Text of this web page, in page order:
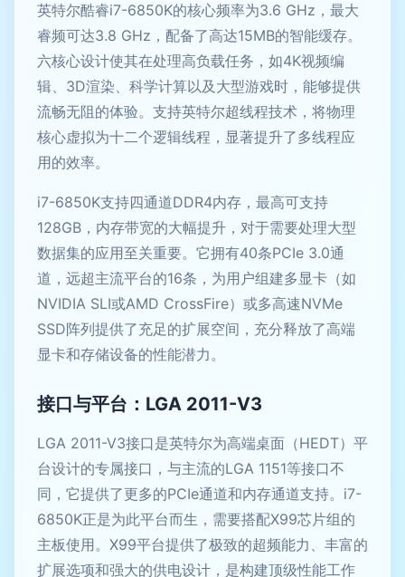
英特尔酷睿i7-6850K的核心频率为3.6 GHz，最大
睿频可达3.8 GHz，配备了高达15MB的智能缓存。
六核心设计使其在处理高负载任务，如4K视频编
辑、3D渲染、科学计算以及大型游戏时，能够提供
流畅无阻的体验。支持英特尔超线程技术，将物理
核心虚拟为十二个逻辑线程，显著提升了多线程应
用的效率。
i7-6850K支持四通道DDR4内存，最高可支持
128GB，内存带宽的大幅提升，对于需要处理大型
数据集的应用至关重要。它拥有40条PCIe 3.0通
道，远超主流平台的16条，为用户组建多显卡（如
NVIDIA SLI或AMD CrossFire）或多高速NVMe
SSD阵列提供了充足的扩展空间，充分释放了高端
显卡和存储设备的性能潜力。
接口与平台：LGA 2011-V3
LGA 2011-V3接口是英特尔为高端桌面（HEDT）平
台设计的专属接口，与主流的LGA 1151等接口不
同，它提供了更多的PCIe通道和内存通道支持。i7-
6850K正是为此平台而生，需要搭配X99芯片组的
主板使用。X99平台提供了极致的超频能力、丰富的
扩展选项和强大的供电设计，是构建顶级性能工作